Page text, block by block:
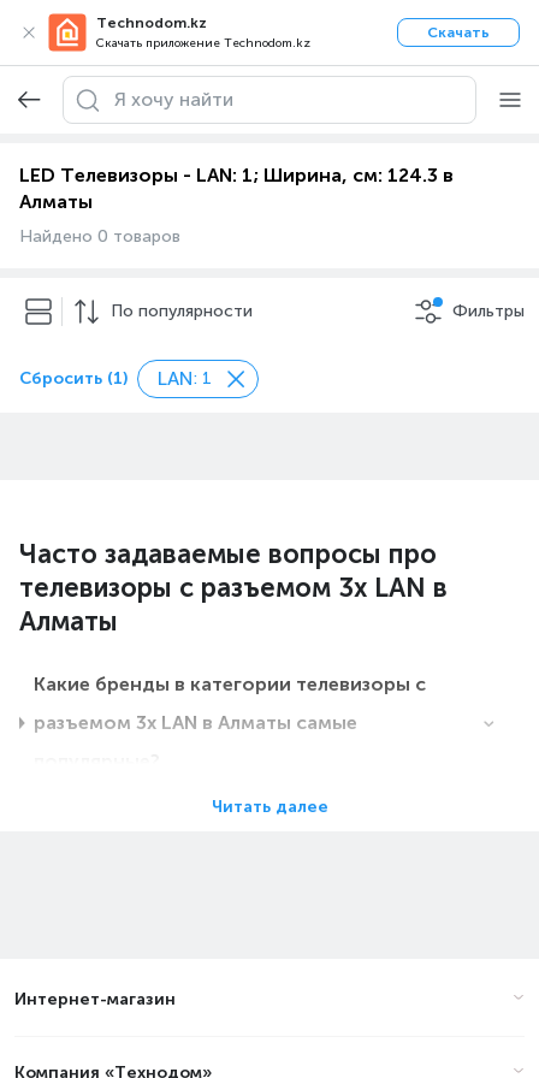
Technodom.kz
Скачать приложение Technodom.kz
Скачать
LED Телевизоры - LAN: 1; Ширина, см: 124.3 в
Алматы
Найдено 0 товаров
По популярности Фильтры
Сбросить (1) LAN: 1
Часто задаваемые вопросы про
телевизоры с разъемом 3х LAN в
Алматы
Какие бренды в категории телевизоры с
разъемом 3х LAN в Алматы самые
Читать далее
Интернет-магазин
Компания «Технодом»